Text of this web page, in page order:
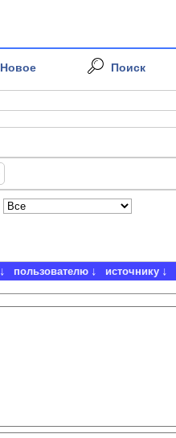
Новое Поиск
пользователю источнику